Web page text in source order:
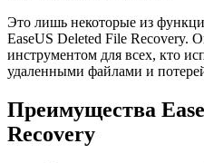
Это лишь некоторые из
EaseUS Deleted File Recovery.
инструментом для всех, кто
удаленными файлами и
Преимущества
Recovery